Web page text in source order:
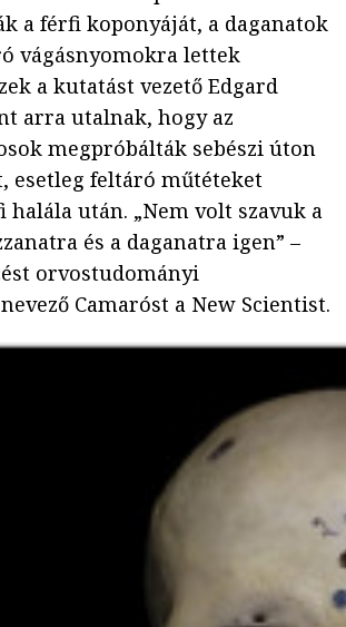
a férfi koponyáját, a daganatok
vágásnyomokra lettek
a kutatást vezető Edgard
arra utalnak, hogy az
megpróbálták sebészi úton
esetleg feltáró műtéteket
halála után. „Nem volt szavuk a
és a daganatra igen” –
orvostudományi
Camaróst a New Scientist.